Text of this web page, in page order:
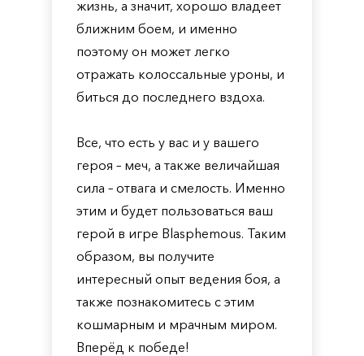
жизнь, а значит, хорошо владеет
ближним боем, и именно
поэтому он может легко
отражать колоссальные уроны, и
биться до последнего вздоха.
Все, что есть у вас и у вашего
героя – меч, а также величайшая
сила – отвага и смелость. Именно
этим и будет пользоваться ваш
герой в игре Blasphemous. Таким
образом, вы получите
интересный опыт ведения боя, а
также познакомитесь с этим
кошмарным и мрачным миром.
Вперёд к победе!